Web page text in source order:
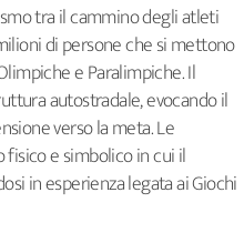
tra il cammino degli atleti
di persone che si mettono
e Paralimpiche. Il
autostradale, evocando il
verso la meta. Le
e simbolico in cui il
in esperienza legata ai Giochi